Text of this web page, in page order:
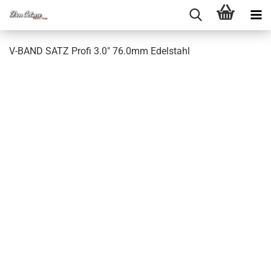
V-​BAND SATZ Profi 3.0" 76.0mm Edel­stahl